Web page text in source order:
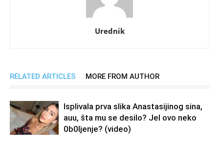
Urednik
RELATED ARTICLES MORE FROM AUTHOR
Isplivala prva slika Anastasijinog sina,
auu, šta mu se desilo? Jel ovo neko
0b0Ijenje? (video)